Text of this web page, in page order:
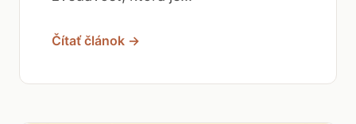
Čítať článok →